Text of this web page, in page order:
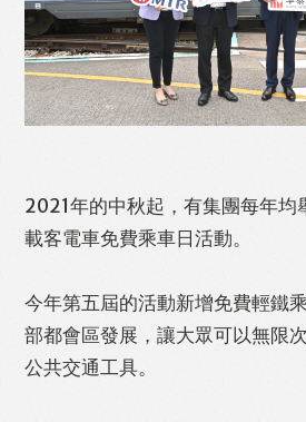
Like Facebook
WhatsApp Email
2021年的中秋起，有集團每年均
載客電車免費乘車日活動。
今年第五屆的活動新增免費輕鐵
部都會區發展，讓大眾可以無限
公共交通工具。